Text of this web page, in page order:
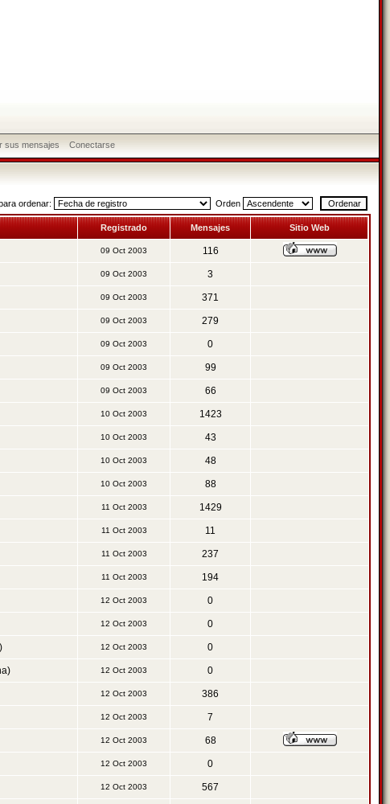
sus mensajes Conectarse
ordenar: Orden
Registrado Mensajes Sitio Web
09 Oct 2003 116
09 Oct 2003 3
09 Oct 2003 371
09 Oct 2003 279
09 Oct 2003 0
09 Oct 2003 99
09 Oct 2003 66
10 Oct 2003 1423
10 Oct 2003 43
10 Oct 2003 48
10 Oct 2003 88
11 Oct 2003 1429
11 Oct 2003 11
11 Oct 2003 237
11 Oct 2003 194
12 Oct 2003 0
12 Oct 2003 0
12 Oct 2003 0
12 Oct 2003 0
12 Oct 2003 386
12 Oct 2003 7
12 Oct 2003 68
12 Oct 2003 0
12 Oct 2003 567